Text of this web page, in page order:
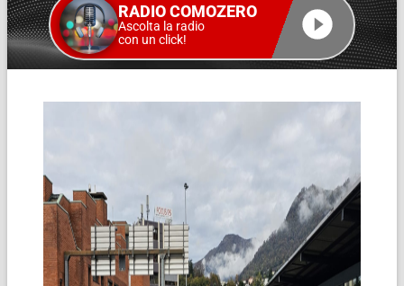
RADIO COMOZERO
Ascolta la radio
con un click!